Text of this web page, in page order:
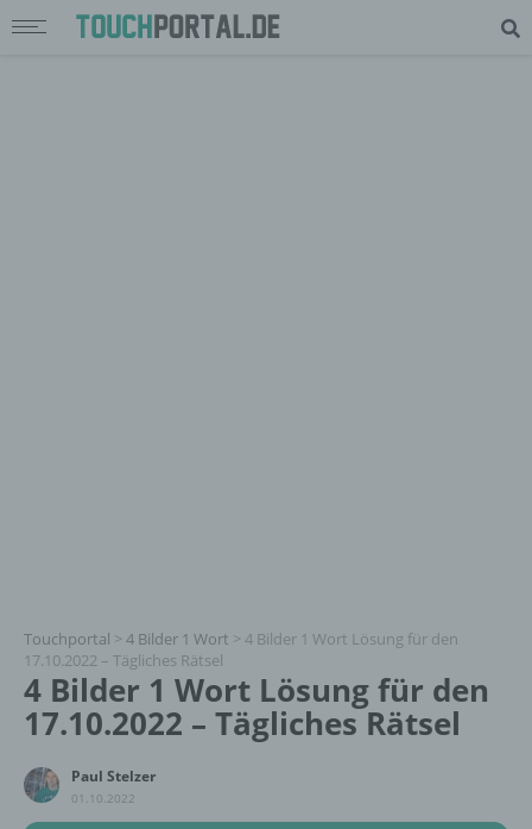
Touchportal > 4 Bilder 1 Wort > 4 Bilder 1 Wort Lösung für den
17.10.2022 – Tägliches Rätsel
4 Bilder 1 Wort Lösung für den
17.10.2022 – Tägliches Rätsel
Paul Stelzer
01.10.2022